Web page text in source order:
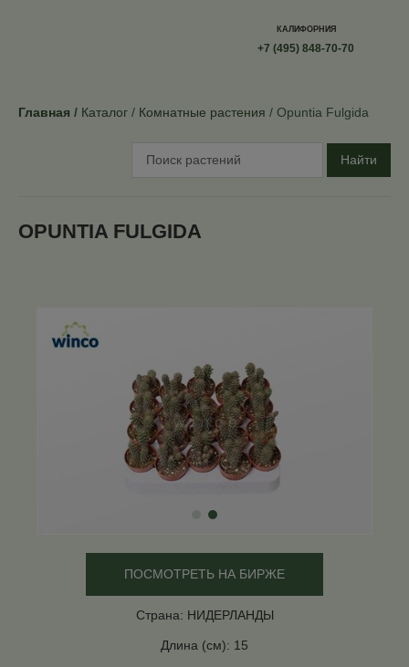
КАЛИФОРНИЯ
+7 (495) 848-70-70
Главная Каталог Комнатные растения Opuntia Fulgida
Найти
OPUNTIA FULGIDA
ПОСМОТРЕТЬ НА БИРЖЕ
Страна: НИДЕРЛАНДЫ
Длина (см): 15